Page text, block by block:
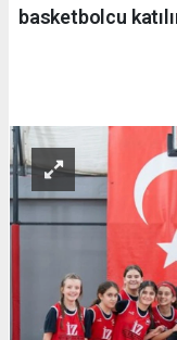
basketbolcu